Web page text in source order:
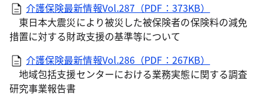
介護保険最新情報Vol.287（PDF：373KB）
東日本大震災により被災した被保険者の保険料の減免
措置に対する財政支援の基準等について
介護保険最新情報Vol.286（PDF：267KB）
地域包括支援センターにおける業務実態に関する調査
研究事業報告書